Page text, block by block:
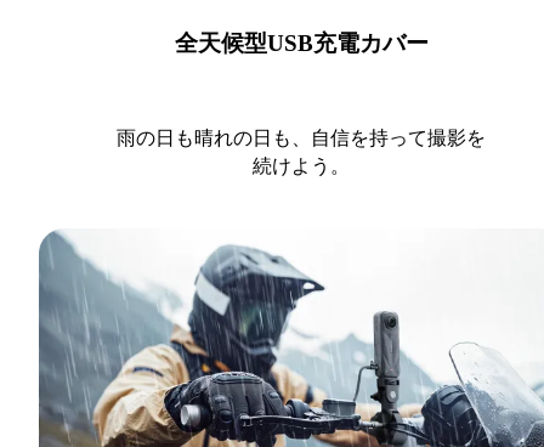
全天候型USB充電カバー
雨の日も晴れの日も、自信を持って撮影を
続けよう。